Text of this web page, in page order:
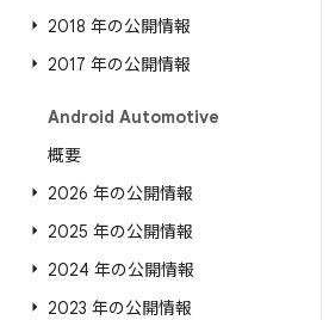
2018 年の公開情報
2017 年の公開情報
Android Automotive
概要
2026 年の公開情報
2025 年の公開情報
2024 年の公開情報
2023 年の公開情報